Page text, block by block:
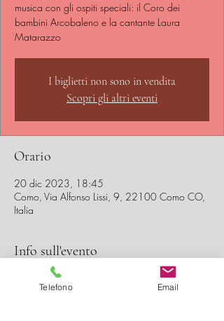
musica con gli ospiti speciali: il Coro dei
bambini Arcobaleno e la cantante Laura
Matarazzo
I biglietti non sono in vendita
Scopri gli altri eventi
Orario
20 dic 2023, 18:45
Como, Via Alfonso Lissi, 9, 22100 Como CO,
Italia
Info sull'evento
ingresso libero
Telefono Email